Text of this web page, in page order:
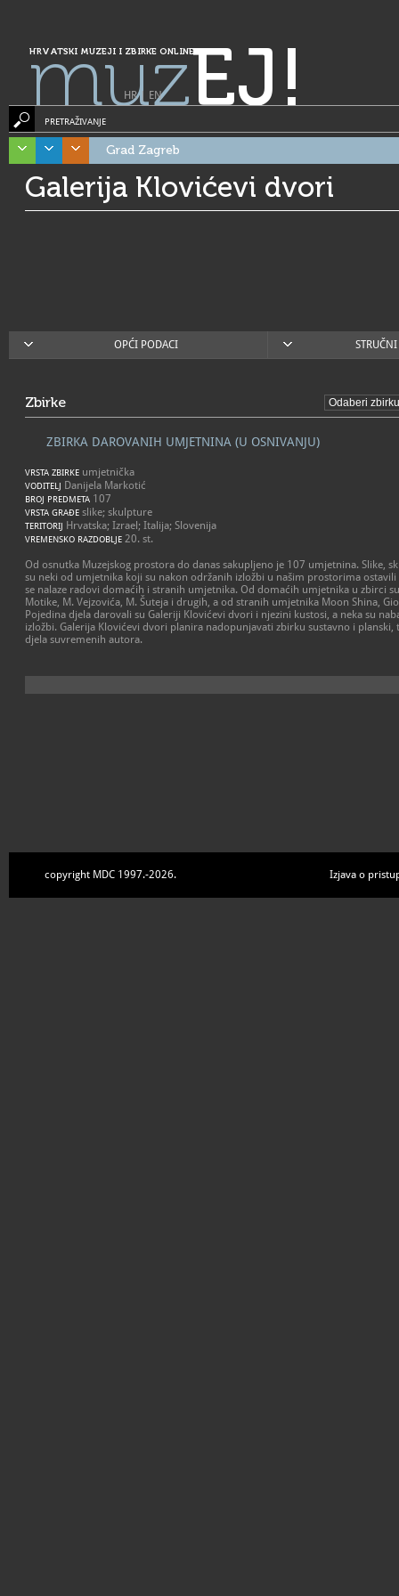
HRVATSKI MUZEJI I ZBIRKE ONLINE
muzEJ!
HR| EN
PRETRAŽIVANJE
Grad Zagreb
Galerija Klovićevi dvori
OPĆI PODACI
Zbirke
ZBIRKA DAROVANIH UMJETNINA (U OSNIVANJU)
VRSTA ZBIRKE umjetnička
VODITELJ Danijela Markotić
BROJ PREDMETA 107
VRSTA GRAĐE slike; skulpture
TERITORIJ Hrvatska; Izrael; Italija; Slovenija
VREMENSKO RAZDOBLJE 20. st.
Od osnutka Muzejskog prostora do danas sakupljeno je 107 umjetnina. Slike,
su neki od umjetnika koji su nakon održanih izložbi u našim prostorima
se nalaze radovi domaćih i stranih umjetnika. Od domaćih umjetnika u zbirci
Motike, M. Vejzovića, M. Šuteja i drugih, a od stranih umjetnika Moon Shina,
Pojedina djela darovali su Galeriji Klovićevi dvori i njezini kustosi, a neka su
izložbi. Galerija Klovićevi dvori planira nadopunjavati zbirku sustavno i planski,
djela suvremenih autora.
copyright MDC 1997.-2026. Izjava o